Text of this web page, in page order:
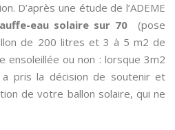
D’après une étude de l’ADEME
eau solaire sur 70 (pose
de 200 litres et 3 à 5 m2 de
ensoleillée ou non : lorsque 3m2
pris la décision de soutenir et
de votre ballon solaire, qui ne